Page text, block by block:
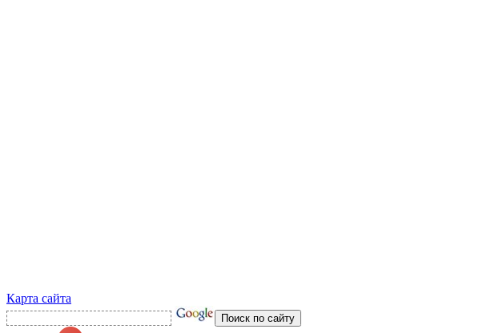
Карта сайта